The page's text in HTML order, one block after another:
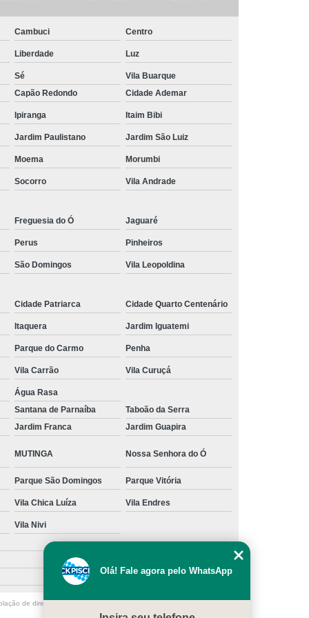
Iluminação de Piscina em Led
em Piscina
Iluminação Interna Piscina
de Piscina
Iluminação para Piscina Led
Piscina Jacuzzi
Limpeza da Piscina
Limpeza de Piscina Condomínio
Limpeza de Piscina de Fibra
Limpeza de Piscina Grande
Limpeza de Piscina Filtrando
de Piscinas em Hotéis
Manutenção para Piscina em Casa
Limpeza de Piscina água Verde
Limpeza de Piscina Muito Suja
Limpeza de Piscina por Ionização
sem Cloro
Limpeza de Piscina Verde
Limpeza Piscina Verde
Piscina
Manutenção de Piscina
em Piscina
Manutenção para Piscina
Piscina Vinil
Piscinas Manutenção
Manutenção de Bomba de Piscina
Manutenção de Motor de Piscina
Manutenção em Filtro de Piscina
Cambuci Centro
Liberdade Luz
Sé
Vila Buarque
Capão Redondo Cidade Ademar
Ipiranga Itaim Bibi
Jardim Paulistano Jardim São Luiz
Moema Morumbi
Socorro Vila Andrade
Freguesia do Ó Jaguaré
Perus Pinheiros
São Domingos Vila Leopoldina
Cidade Patriarca Cidade Quarto Centenário
Itaquera Jardim Iguatemi
Parque do Carmo Penha
Vila Carrão Vila Curuçá
Água Rasa
Santana de Parnaíba
Taboão da Serra
Jardim Franca Jardim Guapira
MUTINGA Nossa Senhora do Ó
Parque São Domingos Parque Vitória
Vila Chica Luíza Vila Endres
Vila Nivi
de direito autoral – artigo 184 do Código Penal –
Olá! Fale agora pelo WhatsApp